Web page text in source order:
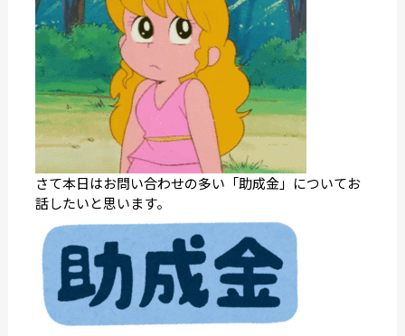
さて本日はお問い合わせの多い「助成金」についてお
話したいと思います。